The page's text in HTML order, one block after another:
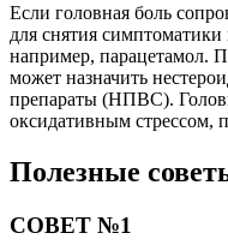
Если головная боль
для снятия
например, парацетамол.
может назначить
препараты (НПВС).
оксидативным стрессом,
Полезные
СОВЕТ №1